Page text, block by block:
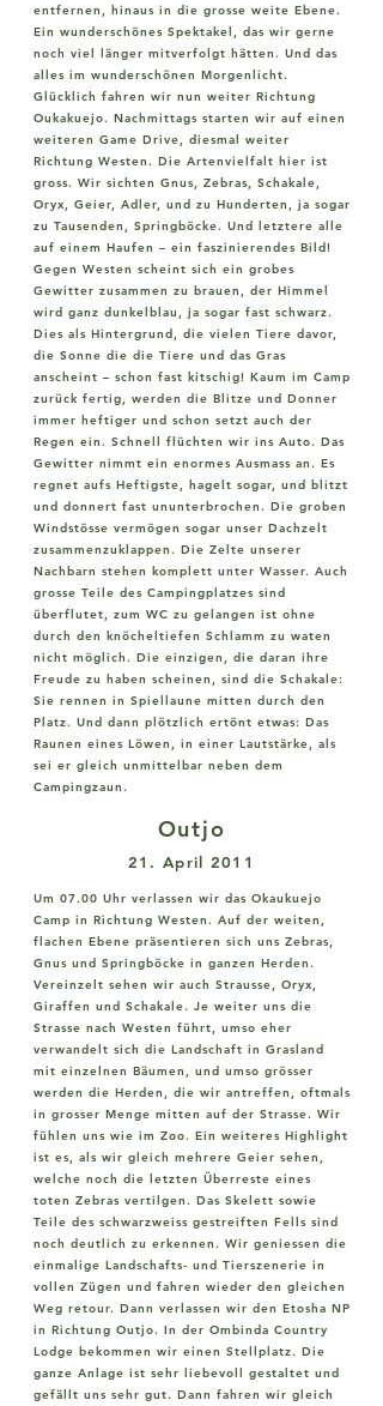
entfernen, hinaus in die grosse weite Ebene.
Ein wunderschönes Spektakel, das wir gerne
noch viel länger mitverfolgt hätten. Und das
alles im wunderschönen Morgenlicht.
Glücklich fahren wir nun weiter Richtung
Oukakuejo. Nachmittags starten wir auf einen
weiteren Game Drive, diesmal weiter
Richtung Westen. Die Artenvielfalt hier ist
gross. Wir sichten Gnus, Zebras, Schakale,
Oryx, Geier, Adler, und zu Hunderten, ja sogar
zu Tausenden, Springböcke. Und letztere alle
auf einem Haufen – ein faszinierendes Bild!
Gegen Westen scheint sich ein grobes
Gewitter zusammen zu brauen, der Himmel
wird ganz dunkelblau, ja sogar fast schwarz.
Dies als Hintergrund, die vielen Tiere davor,
die Sonne die die Tiere und das Gras
anscheint – schon fast kitschig! Kaum im Camp
zurück fertig, werden die Blitze und Donner
immer heftiger und schon setzt auch der
Regen ein. Schnell flüchten wir ins Auto. Das
Gewitter nimmt ein enormes Ausmass an. Es
regnet aufs Heftigste, hagelt sogar, und blitzt
und donnert fast ununterbrochen. Die groben
Windstösse vermögen sogar unser Dachzelt
zusammenzuklappen. Die Zelte unserer
Nachbarn stehen komplett unter Wasser. Auch
grosse Teile des Campingplatzes sind
überflutet, zum WC zu gelangen ist ohne
durch den knöcheltiefen Schlamm zu waten
nicht möglich. Die einzigen, die daran ihre
Freude zu haben scheinen, sind die Schakale:
Sie rennen in Spiellaune mitten durch den
Platz. Und dann plötzlich ertönt etwas: Das
Raunen eines Löwen, in einer Lautstärke, als
sei er gleich unmittelbar neben dem
Campingzaun.
Outjo
21. April 2011
Um 07.00 Uhr verlassen wir das Okaukuejo
Camp in Richtung Westen. Auf der weiten,
flachen Ebene präsentieren sich uns Zebras,
Gnus und Springböcke in ganzen Herden.
Vereinzelt sehen wir auch Strausse, Oryx,
Giraffen und Schakale. Je weiter uns die
Strasse nach Westen führt, umso eher
verwandelt sich die Landschaft in Grasland
mit einzelnen Bäumen, und umso grösser
werden die Herden, die wir antreffen, oftmals
in grosser Menge mitten auf der Strasse. Wir
fühlen uns wie im Zoo. Ein weiteres Highlight
ist es, als wir gleich mehrere Geier sehen,
welche noch die letzten Überreste eines
toten Zebras vertilgen. Das Skelett sowie
Teile des schwarzweiss gestreiften Fells sind
noch deutlich zu erkennen. Wir geniessen die
einmalige Landschafts- und Tierszenerie in
vollen Zügen und fahren wieder den gleichen
Weg retour. Dann verlassen wir den Etosha NP
in Richtung Outjo. In der Ombinda Country
Lodge bekommen wir einen Stellplatz. Die
ganze Anlage ist sehr liebevoll gestaltet und
gefällt uns sehr gut. Dann fahren wir gleich